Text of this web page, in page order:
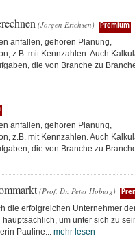
(Jörgen Erichsen) Premium
anfallen, gehören Planung,
z.B. mit Kennzahlen. Auch
die von Branche zu
anfallen, gehören Planung,
z.B. mit Kennzahlen. Auch
die von Branche zu
(Prof. Dr. Peter Hoberg)
die erfolgreichen Unternehmer
um unter sich zu
Pauline... mehr lesen